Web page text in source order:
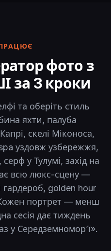
фото з
за 3 кроки
та оберіть стиль
яхти, палуба
скелі Міконоса,
уздовж узбережжя,
у Тулумі, захід на
всю люкс-сцену —
golden hour
портрет — менш
сесія дає тиждень
у Середземноморʼї».